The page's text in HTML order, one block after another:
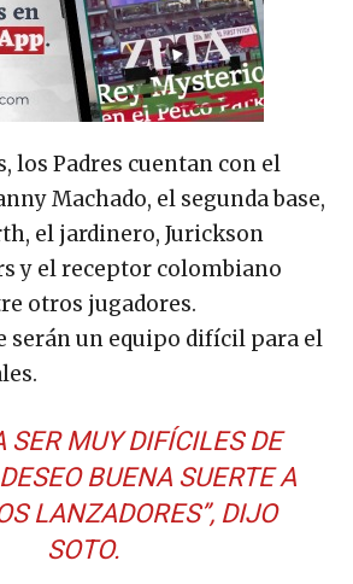
los Padres cuentan con el
Machado, el segunda base,
el jardinero, Jurickson
y el receptor colombiano
otros jugadores.
serán un equipo difícil para el
SER MUY DIFÍCILES DE
BUENA SUERTE A
LANZADORES”, DIJO
SOTO.